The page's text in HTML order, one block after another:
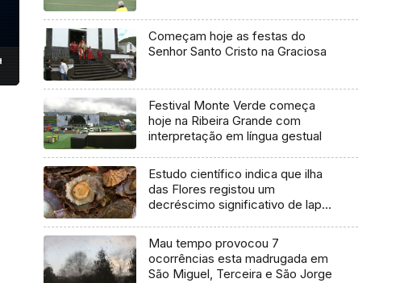
Começam hoje as festas do
Senhor Santo Cristo na Graciosa
Festival Monte Verde começa
hoje na Ribeira Grande com
interpretação em língua gestual
Estudo científico indica que ilha
das Flores registou um
decréscimo significativo de lapa-
Mau tempo provocou 7
ocorrências esta madrugada em
São Miguel, Terceira e São Jorge